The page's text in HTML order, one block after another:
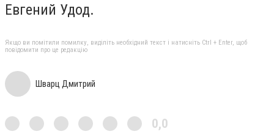
Евгений Удод.
Якщо ви помітили помилку, виділіть необхідний текст і натисніть Ctrl + Enter, щоб
повідомити про це редакцію
Шварц Дмитрий
0,0